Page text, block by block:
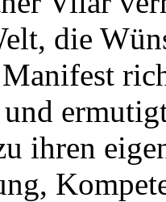
die
ihren